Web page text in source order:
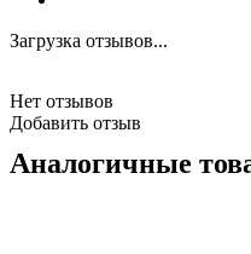
Загрузка отзывов...
Нет отзывов
Добавить отзыв
Аналогичные